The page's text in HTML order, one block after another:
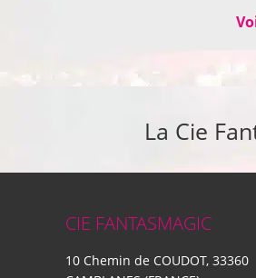
La Cie
CIE FANTASMAGIC
10 Chemin de COUDOT, 33360